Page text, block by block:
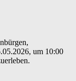
um 10:00